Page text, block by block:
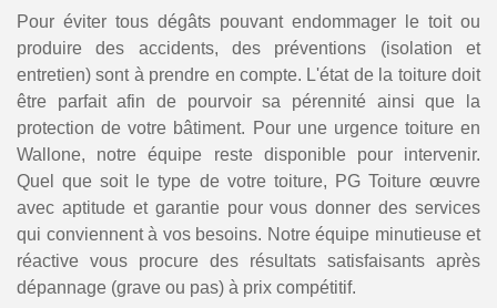
Pour éviter tous dégâts pouvant endommager le toit ou
produire des accidents, des préventions (isolation et
entretien) sont à prendre en compte. L'état de la toiture doit
être parfait afin de pourvoir sa pérennité ainsi que la
protection de votre bâtiment. Pour une urgence toiture en
Wallone, notre équipe reste disponible pour intervenir.
Quel que soit le type de votre toiture, PG Toiture œuvre
avec aptitude et garantie pour vous donner des services
qui conviennent à vos besoins. Notre équipe minutieuse et
réactive vous procure des résultats satisfaisants après
dépannage (grave ou pas) à prix compétitif.